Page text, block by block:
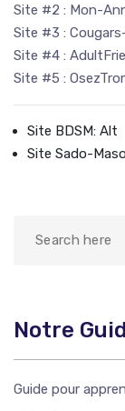
Site #2 : Mon-
Site #3 :
Site #4 :
Site #5 :
Site BDSM: Alt
Site Sado-
Notre
Guide pour